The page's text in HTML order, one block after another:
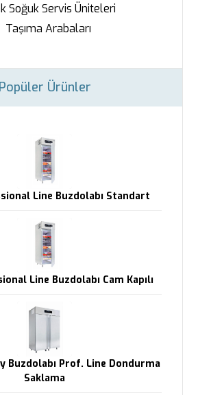
Soğuk Servis Üniteleri
Taşıma Arabaları
Popüler Ürünler
Line Buzdolabı Standart
Line Buzdolabı Cam Kapılı
Buzdolabı Prof. Line Dondurma
Saklama